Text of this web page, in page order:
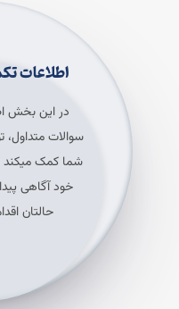
اطلاعات
در این بخش
سوالات
شما کمک میکند
خود آگاهی
حالتان